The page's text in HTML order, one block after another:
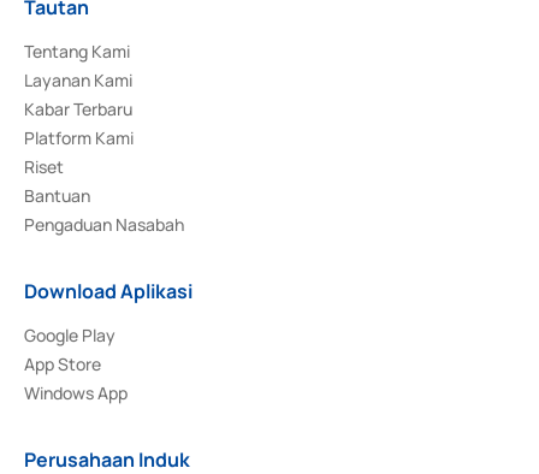
Tautan
Tentang Kami
Layanan Kami
Kabar Terbaru
Platform Kami
Riset
Bantuan
Pengaduan Nasabah
Download Aplikasi
Google Play
App Store
Windows App
Perusahaan Induk